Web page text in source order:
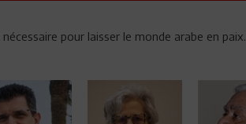
pour laisser le monde arabe en paix.